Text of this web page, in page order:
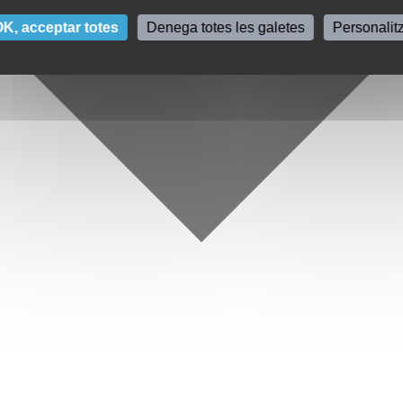
acceptar totes Denega totes les galetes